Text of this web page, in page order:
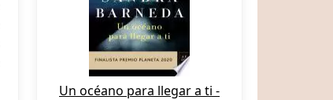
Un océano para llegar a ti -